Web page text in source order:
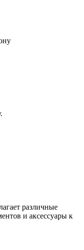
различные
и аксессуары к